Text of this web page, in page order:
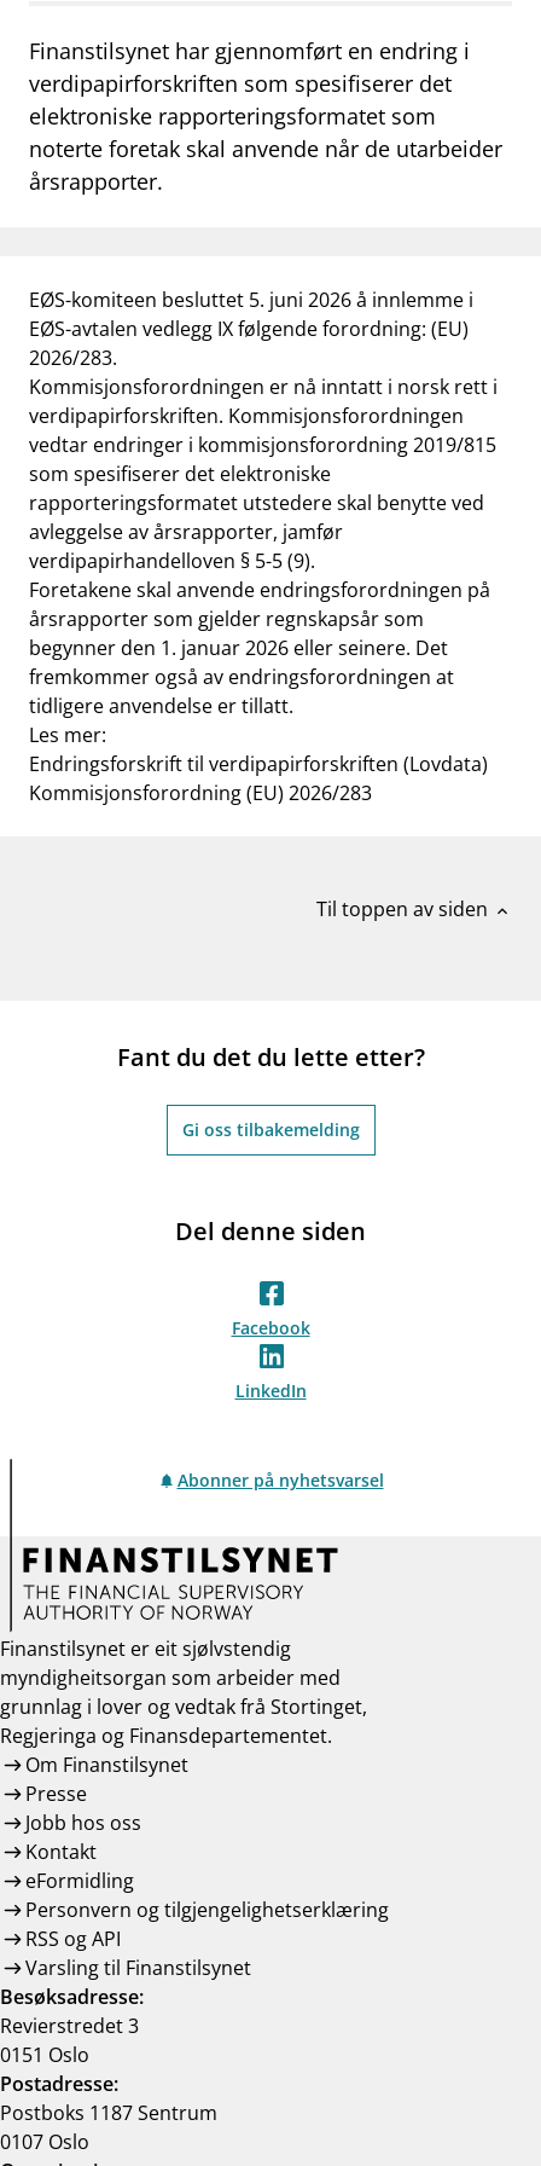
work_outline Jobb hos oss
dashboardInformasjon for investorer
notifications_noneAbonner på nyhetsvarsel
Finanstilsynet har gjennomført en endring i
verdipapirforskriften som spesifiserer det
elektroniske rapporteringsformatet som
noterte foretak skal anvende når de utarbeider
årsrapporter.
EØS-komiteen besluttet 5. juni 2026 å innlemme i
EØS-avtalen vedlegg IX følgende forordning: (EU)
2026/283.
Kommisjonsforordningen er nå inntatt i norsk rett i
verdipapirforskriften. Kommisjonsforordningen
vedtar endringer i kommisjonsforordning 2019/815
som spesifiserer det elektroniske
rapporteringsformatet utstedere skal benytte ved
avleggelse av årsrapporter, jamfør
verdipapirhandelloven § 5-5 (9).
Foretakene skal anvende endringsforordningen på
årsrapporter som gjelder regnskapsår som
begynner den 1. januar 2026 eller seinere. Det
fremkommer også av endringsforordningen at
tidligere anvendelse er tillatt.
Les mer:
Endringsforskrift til verdipapirforskriften (Lovdata)
Kommisjonsforordning (EU) 2026/283
Til toppen av siden expand_less
Fant du det du lette etter?
Gi oss tilbakemelding
Del denne siden
Facebook
LinkedIn
Abonner på nyhetsvarsel
Finanstilsynet er eit sjølvstendig
myndigheitsorgan som arbeider med
grunnlag i lover og vedtak frå Stortinget,
Regjeringa og Finansdepartementet.
Om Finanstilsynet
Presse
Jobb hos oss
Kontakt
eFormidling
Personvern og tilgjengelighetserklæring
RSS og API
Varsling til Finanstilsynet
Besøksadresse:
Revierstredet 3
0151 Oslo
Postadresse:
Postboks 1187 Sentrum
0107 Oslo